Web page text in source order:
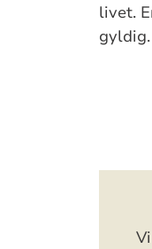
livet.
gyldig.